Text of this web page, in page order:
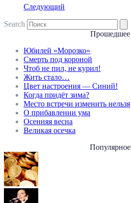
Следующий
Search
Прошедшее
Юбилей «Морозко»
Смерть под короной
Чтоб не пил, не курил!
Жить стало…
Цвет настроения — Синий!
Когда придёт зима?
Место встречи изменить нельзя
О прибавлении ума
Осенняя весна
Великая осечка
Популярное